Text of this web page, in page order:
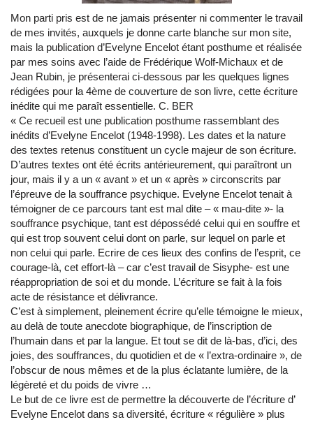
Mon parti pris est de ne jamais présenter ni commenter le travail
de mes invités, auxquels je donne carte blanche sur mon site,
mais la publication d’Evelyne Encelot étant posthume et réalisée
par mes soins avec l’aide de Frédérique Wolf-Michaux et de
Jean Rubin, je présenterai ci-dessous par les quelques lignes
rédigées pour la 4ème de couverture de son livre, cette écriture
inédite qui me paraît essentielle. C. BER
« Ce recueil est une publication posthume rassemblant des
inédits d’Evelyne Encelot (1948-1998). Les dates et la nature
des textes retenus constituent un cycle majeur de son écriture.
D’autres textes ont été écrits antérieurement, qui paraîtront un
jour, mais il y a un « avant » et un « après » circonscrits par
l’épreuve de la souffrance psychique. Evelyne Encelot tenait à
témoigner de ce parcours tant est mal dite – « mau-dite »- la
souffrance psychique, tant est dépossédé celui qui en souffre et
qui est trop souvent celui dont on parle, sur lequel on parle et
non celui qui parle. Ecrire de ces lieux des confins de l’esprit, ce
courage-là, cet effort-là – car c’est travail de Sisyphe- est une
réappropriation de soi et du monde. L’écriture se fait à la fois
acte de résistance et délivrance.
C’est à simplement, pleinement écrire qu’elle témoigne le mieux,
au delà de toute anecdote biographique, de l’inscription de
l’humain dans et par la langue. Et tout se dit de là-bas, d’ici, des
joies, des souffrances, du quotidien et de « l’extra-ordinaire », de
l’obscur de nous mêmes et de la plus éclatante lumière, de la
légèreté et du poids de vivre …
Le but de ce livre est de permettre la découverte de l’écriture d’
Evelyne Encelot dans sa diversité, écriture « régulière » plus